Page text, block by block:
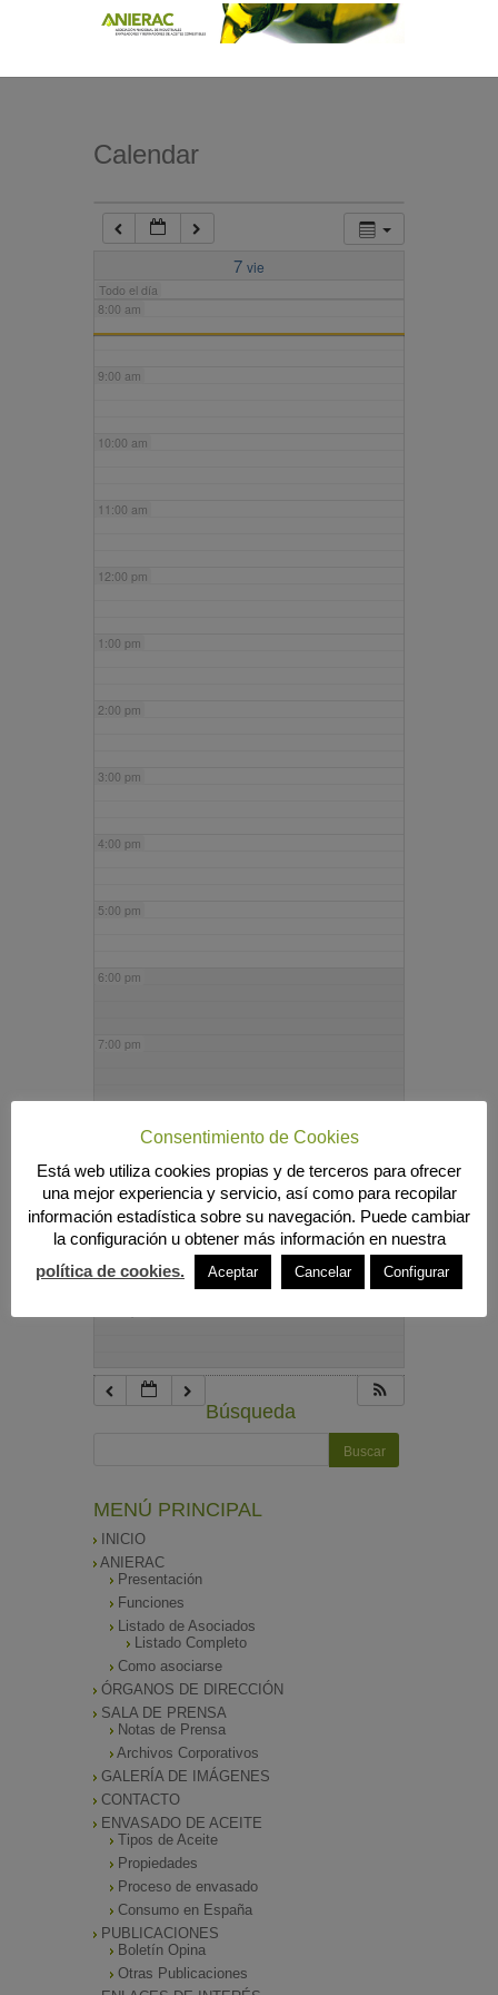
Calendar
7 vie
Todo el día
7:00 am
8:00 am
9:00 am
10:00 am
11:00 am
12:00 pm
1:00 pm
2:00 pm
3:00 pm
4:00 pm
5:00 pm
6:00 pm
7:00 pm
9:00 pm
10:00 pm
Búsqueda
MENÚ PRINCIPAL
INICIO
ANIERAC
Presentación
Funciones
Listado de Asociados
Listado Completo
Como asociarse
ÓRGANOS DE DIRECCIÓN
SALA DE PRENSA
Notas de Prensa
Archivos Corporativos
GALERÍA DE IMÁGENES
CONTACTO
ENVASADO DE ACEITE
Tipos de Aceite
Propiedades
Proceso de envasado
Consumo en España
PUBLICACIONES
Boletín Opina
Otras Publicaciones
Consentimiento de Cookies
Está web utiliza cookies propias y de terceros para ofrecer
una mejor experiencia y servicio, así como para recopilar
información estadística sobre su navegación. Puede cambiar
la configuración u obtener más información en nuestra
política de cookies.
Aceptar Cancelar Configurar